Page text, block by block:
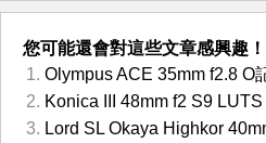
您可能還會對這些文章感興趣！
Olympus ACE 35mm f2.8 O
Konica III 48mm f2 S9 LUTS
Lord SL Okaya Highkor